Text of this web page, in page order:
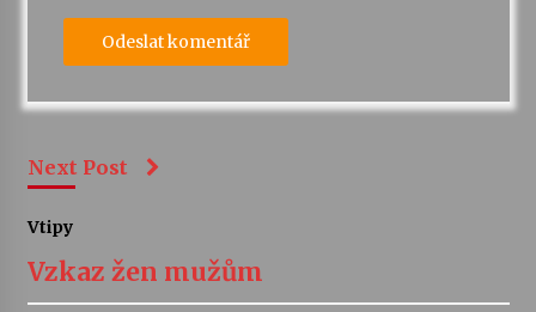
Next Post
Vtipy
Vzkaz žen mužům